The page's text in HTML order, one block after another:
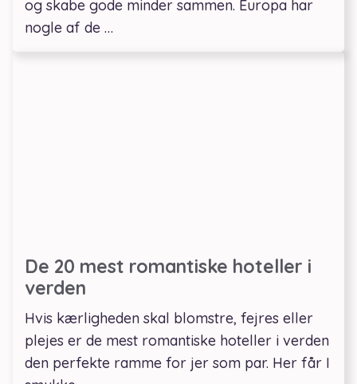
og skabe gode minder sammen. Europa har
nogle af de …
De 20 mest romantiske hoteller i
verden
Hvis kærligheden skal blomstre, fejres eller
plejes er de mest romantiske hoteller i verden
den perfekte ramme for jer som par. Her får I